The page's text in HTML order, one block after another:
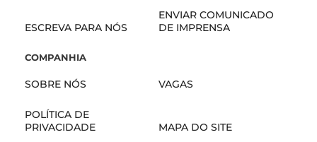
ESCREVA PARA NÓS
ENVIAR COMUNICADO
DE IMPRENSA
COMPANHIA
SOBRE NÓS VAGAS
POLÍTICA DE
PRIVACIDADE
MAPA DO SITE